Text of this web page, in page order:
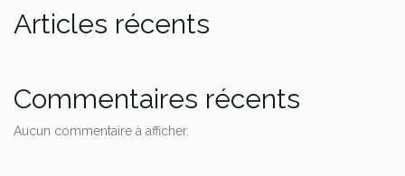
Articles récents
Commentaires récents
Aucun commentaire à afficher.